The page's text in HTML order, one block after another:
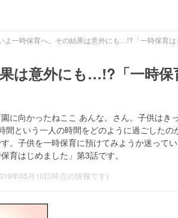
よ一時保育へ。その結果は意外にも…!?「一時保育
は意外にも…!?「一時保
に向かったねここ あんな。さん。子供はき
という一人の時間をどのように過ごしたの
。子供を一時保育に預けてみようか迷って
育はじめました」第3話です。
年05月10日時点の情報です)